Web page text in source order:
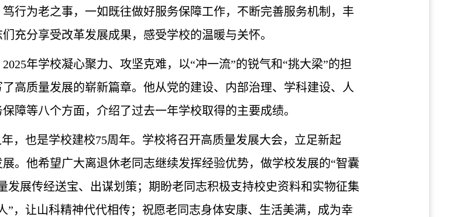
行为老之事，一如既往做好服务保障工作，不断完善服务机制，丰
充分享受改革发展成果，感受学校的温暖与关怀。
年学校凝心聚力、攻坚克难，以“冲一流”的锐气和“挑大梁”的担
高质量发展的崭新篇章。他从党的建设、内部治理、学科建设、人
障等八个方面，介绍了过去一年学校取得的主要成绩。
，也是学校建校75周年。学校将召开高质量发展大会，立足新起
。他希望广大离退休老同志继续发挥经验优势，做学校发展的“智囊
发展传经送宝、出谋划策；期盼老同志积极支持校史资料和实物征集
”，让山科精神代代相传；祝愿老同志身体安康、生活美满，成为幸